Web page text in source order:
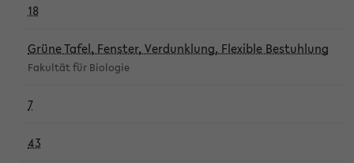
18
Grüne Tafel, Fenster, Verdunklung, Flexible Bestuhlung
Fakultät für Biologie
7
43